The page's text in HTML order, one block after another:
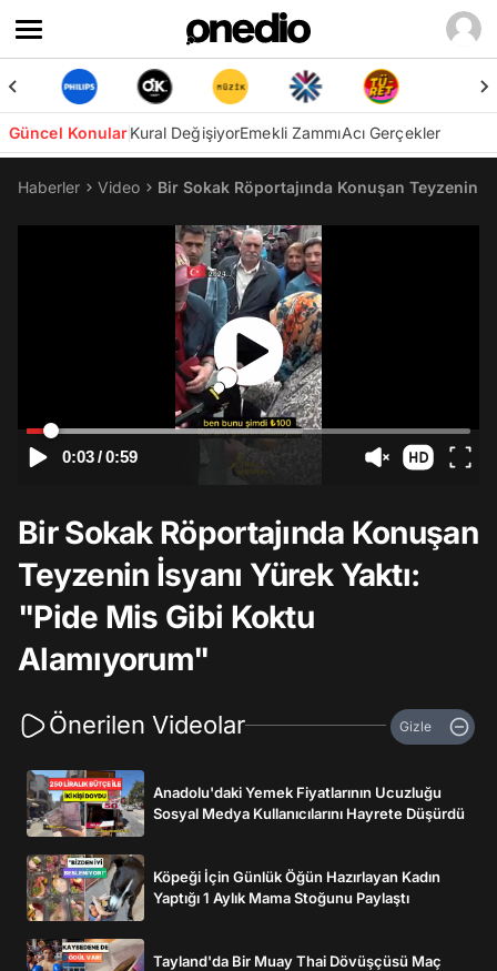
Güncel KonularKural DeğişiyorEmekli ZammıAcı Gerçekler
Haberler Video Bir Sokak Röportajında Konuşan Teyzenin
0:03/0:59
Bir Sokak Röportajında Konuşan
Teyzenin İsyanı Yürek Yaktı:
"Pide Mis Gibi Koktu
Alamıyorum"
Önerilen Videolar Gizle
Anadolu'daki Yemek Fiyatlarının Ucuzluğu
Sosyal Medya Kullanıcılarını Hayrete Düşürdü
Köpeği İçin Günlük Öğün Hazırlayan Kadın
Yaptığı 1 Aylık Mama Stoğunu Paylaştı
Tayland'da Bir Muay Thai Dövüşçüsü Maç